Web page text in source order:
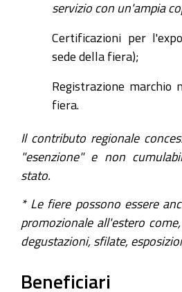
servizio con un'ampia
Certificazioni per
sede della fiera);
Registrazione marchio
fiera.
Il contributo regionale
"esenzione" e non
stato.
* Le fiere possono essere
promozionale all'estero
degustazioni, sfilate,
Beneficiari